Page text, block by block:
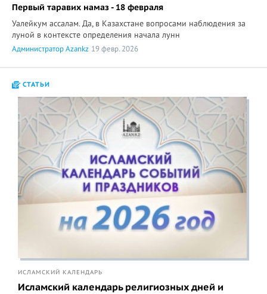
Первый таравих намаз - 18 февраля
Уалейкум ассалам. Да, в Казахстане вопросами наблюдения за
луной в контексте определения начала лунн
Администратор Azankz 19 февр. 2026
СТАТЬИ
ИСЛАМСКИЙ КАЛЕНДАРЬ
Исламский календарь религиозных дней и